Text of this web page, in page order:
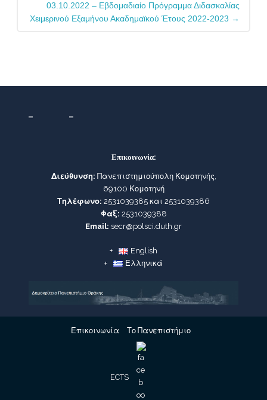
03.10.2022 – Εβδομαδιαίο Πρόγραμμα Διδασκαλίας
Χειμερινού Εξαμήνου Ακαδημαϊκού Έτους 2022-2023 →
Επικοινωνία:
Διεύθυνση: Πανεπιστημιούπολη Κομοτηνής,
69100 Κομοτηνή
Τηλέφωνο: 2531039385 και 2531039386
Φαξ: 2531039388
Email: secr@polsci.duth.gr
English
Ελληνικά
Επικοινωνία Το Πανεπιστήμιο
ECTS